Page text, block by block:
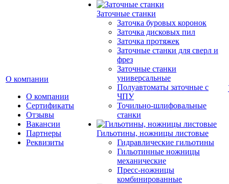
О компании
О компании
Сертификаты
Отзывы
Вакансии
Партнеры
Реквизиты
Заточные станки
Заточка буровых коронок
Заточка дисковых пил
Заточка протяжек
Заточные станки для сверл и
фрез
Заточные станки
универсальные
Полуавтоматы заточные с
ЧПУ
Точильно-шлифовальные
станки
Гильотины, ножницы листовые
Гидравлические гильотины
Гильотинные ножницы
механические
Пресс-ножницы
комбинированные